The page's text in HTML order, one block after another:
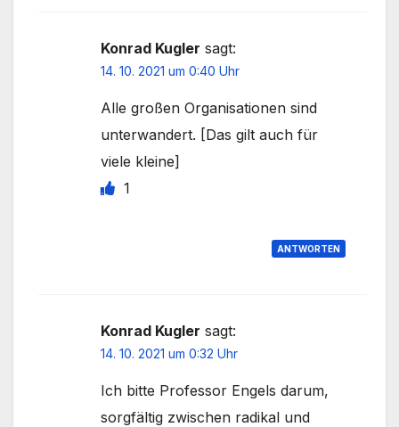
Konrad Kugler sagt:
14. 10. 2021 um 0:40 Uhr
Alle großen Organisationen sind
unterwandert. [Das gilt auch für
viele kleine]
1
ANTWORTEN
Konrad Kugler sagt:
14. 10. 2021 um 0:32 Uhr
Ich bitte Professor Engels darum,
sorgfältig zwischen radikal und